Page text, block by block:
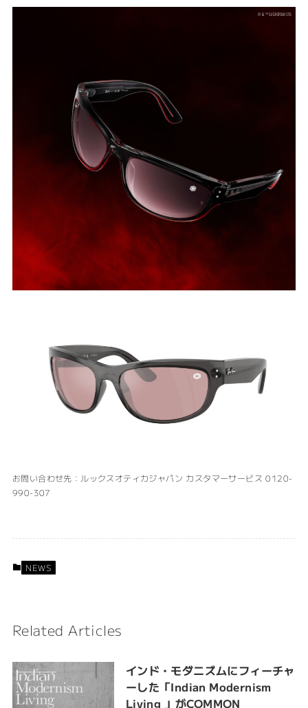
お問い合わせ先：ルックスオティカジャパン カスタマーサービス 0120-
990-307
NEWS
Related Articles
インド・モダニズムにフィーチャ
ーした「Indian Modernism
Living 」がCOMMON